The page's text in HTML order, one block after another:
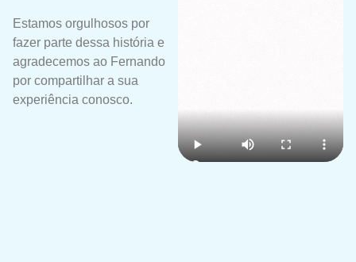
Estamos orgulhosos por
fazer parte dessa história e
agradecemos ao Fernando
por compartilhar a sua
experiência conosco.